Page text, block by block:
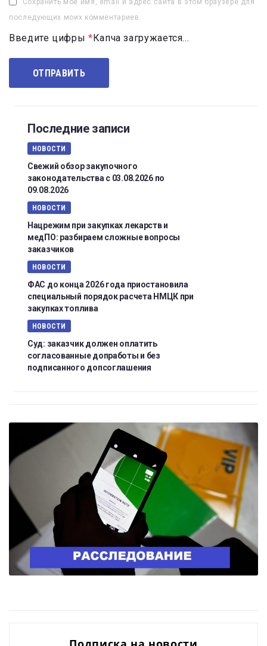
последующих моих комментариев.
Введите цифры *Капча загружается...
Последние записи
НОВОСТИ
Свежий обзор закупочного
законодательства с 03.08.2026 по
09.08.2026
НОВОСТИ
Нацрежим при закупках лекарств и
медПО: разбираем сложные вопросы
заказчиков
НОВОСТИ
ФАС до конца 2026 года приостановила
специальный порядок расчета НМЦК при
закупках топлива
НОВОСТИ
Суд: заказчик должен оплатить
согласованные допработы и без
подписанного допсоглашения